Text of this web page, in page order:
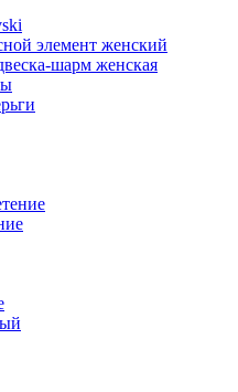
элемент женcкий
шарм женская